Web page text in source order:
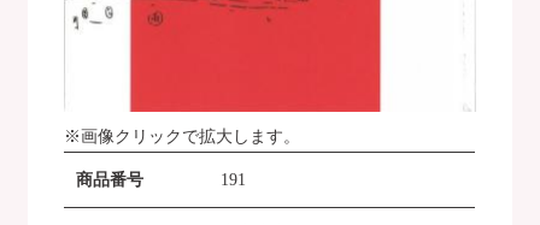
※画像クリックで拡大します。
商品番号 191